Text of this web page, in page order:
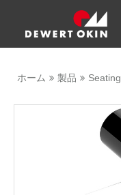
ホーム 製品 Seating